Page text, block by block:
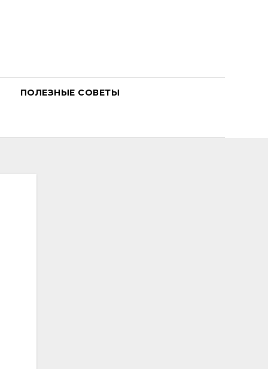
ПОЛЕЗНЫЕ СОВЕТЫ